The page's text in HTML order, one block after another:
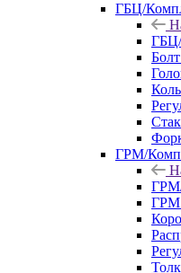
ГБЦ/
ГРМ/
ГРМ